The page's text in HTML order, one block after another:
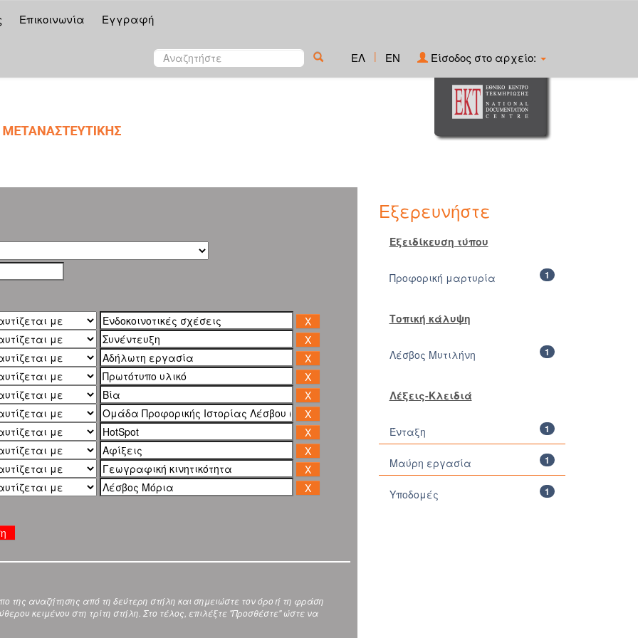
Επικοινωνία Εγγραφή
ΕΛ | EN Είσοδος στο αρχείο:
της αναζήτησης από τη δεύτερη στήλη και σημειώστε τον όρο ή τη φράση
κειμένου στη τρίτη στήλη. Στο τέλος, επιλέξτε "Προσθέστε" ώστε να
Εξερευνήστε
Εξειδίκευση τύπου
1
Προφορική μαρτυρία
Τοπική κάλυψη
1
Λέσβος Μυτιλήνη
Λέξεις-Κλειδιά
1
Ένταξη
1
Μαύρη εργασία
1
Υποδομές